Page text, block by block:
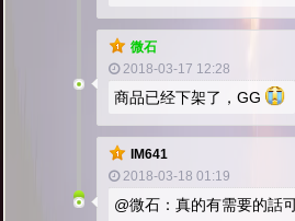
微石
2018-03-17 12:28
商品已经下架了，GG
IM641
2018-03-18 01:19
@微石：真的有需要的話